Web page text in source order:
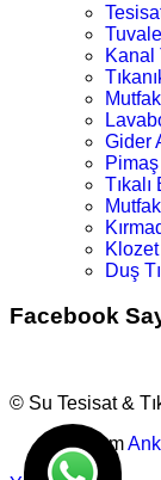
Kanal
Gider
Klozet
Duş
Facebook
© Su Tesisat &
Tasarım